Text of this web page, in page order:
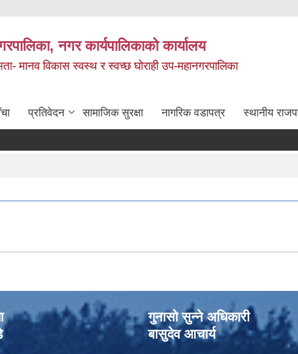
नगर कार्यपालिकाको कार्यालय
मानव विकास स्वस्थ र स्वच्छ घोराही उप-महानगरपालिका
प्रतिवेदन सामाजिक सुरक्षा नागरिक वडापत्र स्थानीय
गुनासो सुन्‍ने अधिकारी
बासुदेव आचार्य